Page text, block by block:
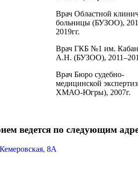
Врач Областной
больницы (БУЗОО),
2019гг.
Врач ГКБ №1 им.
А.Н. (БУЗОО),
Врач Бюро судебно-
медицинской
ХМАО-Югры), 2007г.
ведется по следующим
8А